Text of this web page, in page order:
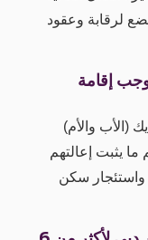
لرقابة وعقود
إقامة
(الأب والأم)
يثبت إعالتهم
سكن